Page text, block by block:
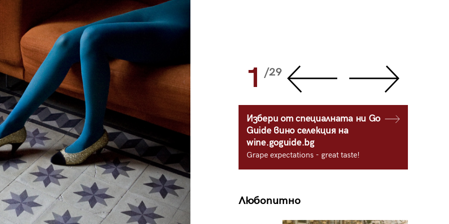
29 /29 1 /29
Избери от специалната ни Go
Guide вино селекция на
wine.goguide.bg
Grape expectations - great taste!
Любопитно